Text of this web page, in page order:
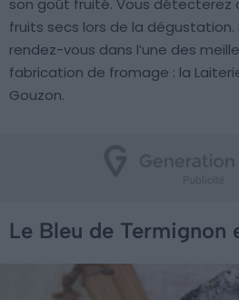
son goût fruité. Vous détecterez
fruits secs lors de la dégustation.
rendez-vous dans l’une des
fabrication de fromage : la
Gouzon.
Le Bleu de Termignon